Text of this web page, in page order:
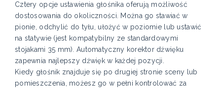
Cztery opcje ustawienia głośnika oferują możliwość
dostosowania do okoliczności. Można go stawiać w
pionie, odchylić do tyłu, ułożyć w poziomie lub ustawić
na statywie (jest kompatybilny ze standardowymi
stojakami 35 mm). Automatyczny korektor dźwięku
zapewnia najlepszy dźwięk w każdej pozycji.
Kiedy głośnik znajduje się po drugiej stronie sceny lub
pomieszczenia, możesz go w pełni kontrolować za